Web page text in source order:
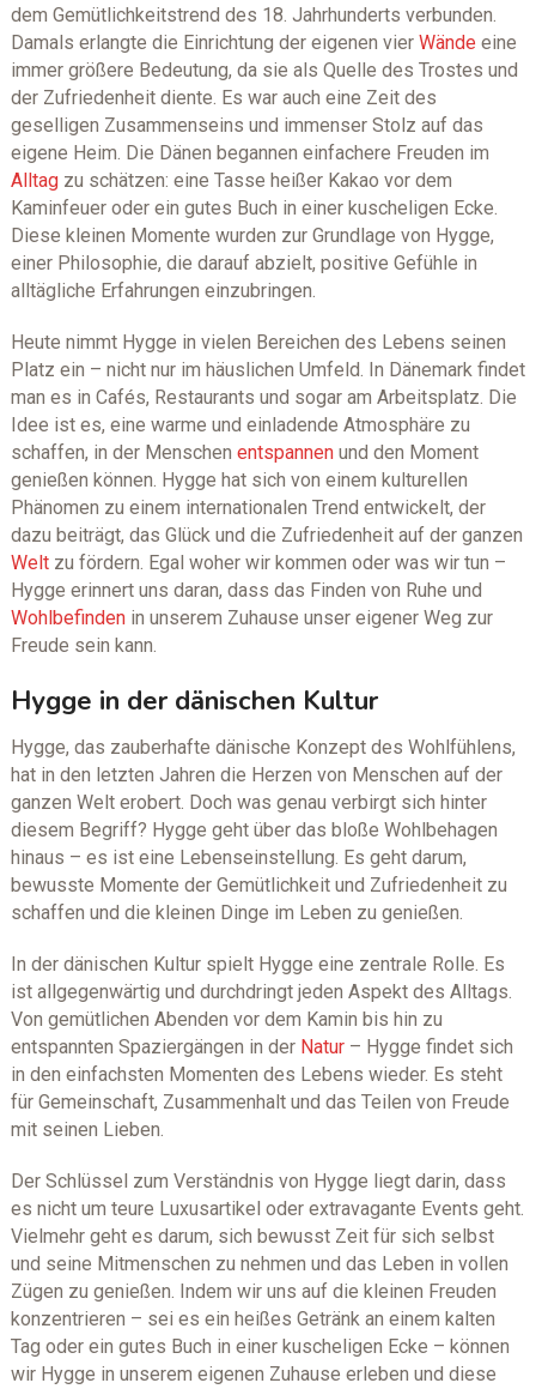
dem Gemütlichkeitstrend des 18. Jahrhunderts verbunden.
Damals erlangte die Einrichtung der eigenen vier Wände eine
immer größere Bedeutung, da sie als Quelle des Trostes und
der Zufriedenheit diente. Es war auch eine Zeit des
geselligen Zusammenseins und immenser Stolz auf das
eigene Heim. Die Dänen begannen einfachere Freuden im
Alltagzu schätzen: eine Tasse heißer Kakao vor dem
Kaminfeuer oder ein gutes Buch in einer kuscheligen Ecke.
Diese kleinen Momente wurden zur Grundlage von Hygge,
einer Philosophie, die darauf abzielt, positive Gefühle in
alltägliche Erfahrungen einzubringen.
Heute nimmt Hygge in vielen Bereichen des Lebens seinen
Platz ein – nicht nur im häuslichen Umfeld. In Dänemark findet
man es in Cafés, Restaurants und sogar am Arbeitsplatz. Die
Idee ist es, eine warme und einladende Atmosphäre zu
schaffen, in der Menschen entspannenund den Moment
genießen können. Hygge hat sich von einem kulturellen
Phänomen zu einem internationalen Trend entwickelt, der
dazu beiträgt, das Glück und die Zufriedenheit auf der ganzen
Weltzu fördern. Egal woher wir kommen oder was wir tun –
Hygge erinnert uns daran, dass das Finden von Ruhe und
Wohlbefindenin unserem Zuhause unser eigener Weg zur
Freude sein kann.
Hygge in der dänischen Kultur
Hygge, das zauberhafte dänische Konzept des Wohlfühlens,
hat in den letzten Jahren die Herzen von Menschen auf der
ganzen Welt erobert. Doch was genau verbirgt sich hinter
diesem Begriff? Hygge geht über das bloße Wohlbehagen
hinaus – es ist eine Lebenseinstellung. Es geht darum,
bewusste Momente der Gemütlichkeit und Zufriedenheit zu
schaffen und die kleinen Dinge im Leben zu genießen.
In der dänischen Kultur spielt Hygge eine zentrale Rolle. Es
ist allgegenwärtig und durchdringt jeden Aspekt des Alltags.
Von gemütlichen Abenden vor dem Kamin bis hin zu
entspannten Spaziergängen in der Natur– Hygge findet sich
in den einfachsten Momenten des Lebens wieder. Es steht
für Gemeinschaft, Zusammenhalt und das Teilen von Freude
mit seinen Lieben.
Der Schlüssel zum Verständnis von Hygge liegt darin, dass
es nicht um teure Luxusartikel oder extravagante Events geht.
Vielmehr geht es darum, sich bewusst Zeit für sich selbst
und seine Mitmenschen zu nehmen und das Leben in vollen
Zügen zu genießen. Indem wir uns auf die kleinen Freuden
konzentrieren – sei es ein heißes Getränk an einem kalten
Tag oder ein gutes Buch in einer kuscheligen Ecke – können
wir Hygge in unserem eigenen Zuhause erleben und diese